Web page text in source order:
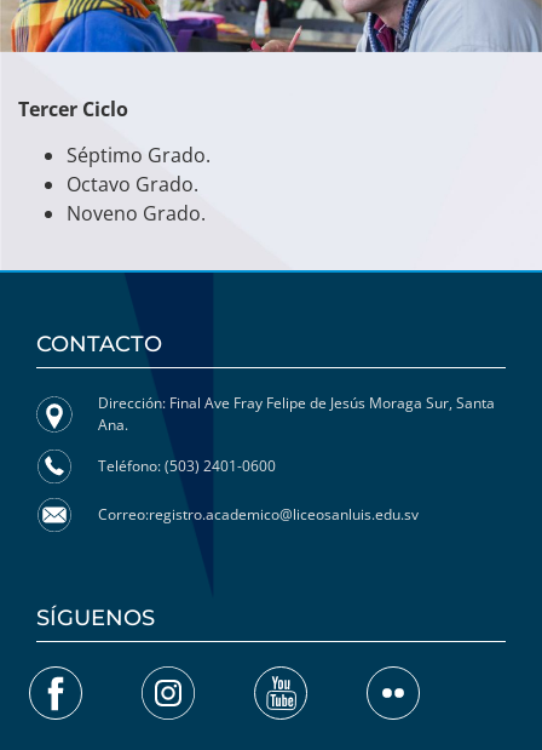
Tercer Ciclo
Séptimo Grado.
Octavo Grado.
Noveno Grado.
CONTACTO
Dirección: Final Ave Fray Felipe de Jesús Moraga Sur, Santa
Ana.
Teléfono: (503) 2401-0600
Correo:registro.academico@liceosanluis.edu.sv
SÍGUENOS